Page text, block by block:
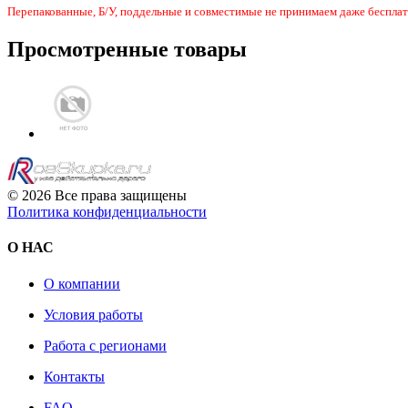
Перепакованные, Б/У, поддельные и совместимые не принимаем даже
Просмотренные товары
© 2026 Все права защищены
Политика конфиденциальности
О НАС
О компании
Условия работы
Работа с регионами
Контакты